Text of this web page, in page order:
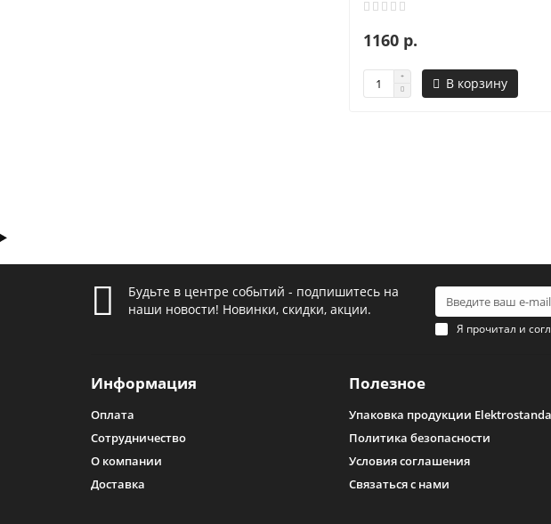
1160 р.
В корзину
Будьте в центре событий - подпишитесь на
наши новости! Новинки, скидки, акции.
Я прочитал и
Информация
Оплата
Сотрудничество
О компании
Доставка
Полезное
Упаковка продукции
Политика безопасности
Условия соглашения
Связаться с нами